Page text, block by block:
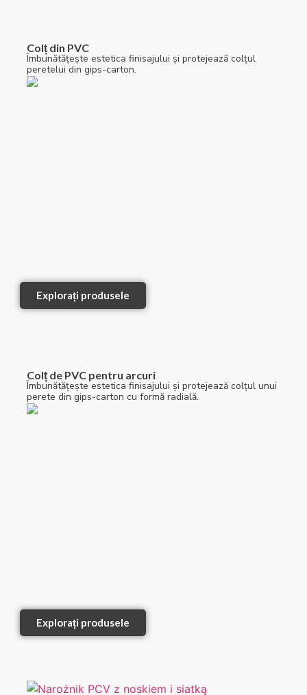
Colț din PVC
Îmbunătățește estetica finisajului și protejează colțul
peretelui din gips-carton.
Explorați produsele
Colț de PVC pentru arcuri
Îmbunătățește estetica finisajului și protejează colțul unui
perete din gips-carton cu formă radială.
Explorați produsele